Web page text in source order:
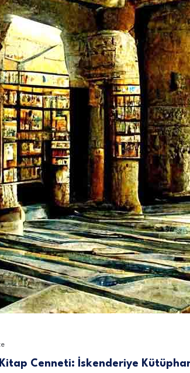
Cenneti: İskenderiye